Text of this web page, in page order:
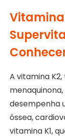
Vitamina
A vitamina
desempenha
óssea,
vitamina K1,